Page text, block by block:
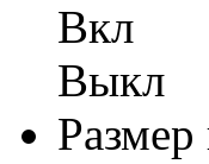
Вкл
Выкл